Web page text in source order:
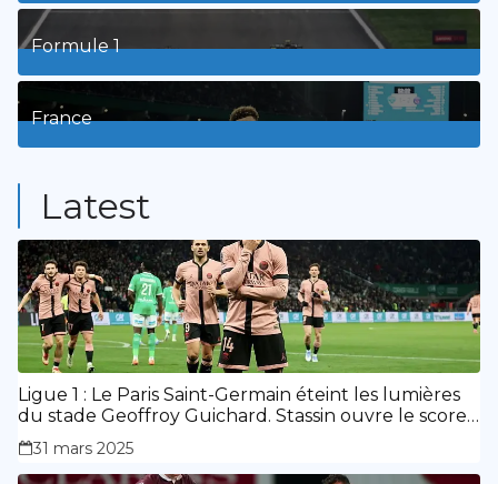
8Posts
Formule 1
3Posts
France
Latest
Ligue 1 : Le Paris Saint-Germain éteint les lumières
du stade Geoffroy Guichard. Stassin ouvre le score,
doublé de Doué.
31 mars 2025